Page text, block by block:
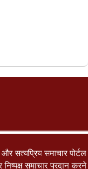
सत्यप्रिय समाचार पोर्टल
समाचार प्रदान करने